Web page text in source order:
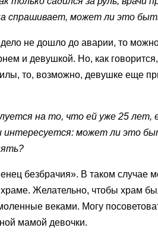
спрашивает, может ли это
не дошло до аварии, то
и девушкой. Но, как
то, возможно, девушке еще
на то, что ей уже 25 лет,
может ли это
безбрачия». В таком случае
Желательно, чтобы храм
веками. Могу
мамой девочки.